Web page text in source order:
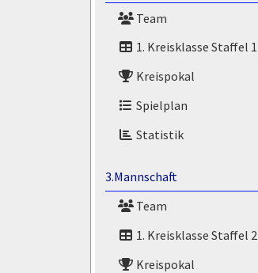
Team
1. Kreisklasse Staffel 1
Kreispokal
Spielplan
Statistik
3.Mannschaft
Team
1. Kreisklasse Staffel 2
Kreispokal